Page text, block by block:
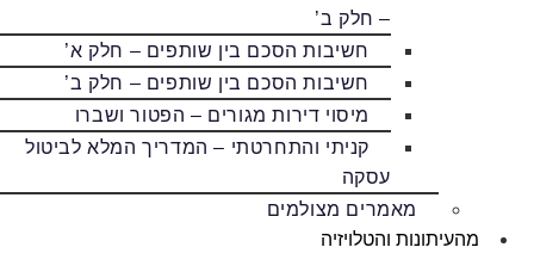
– חלק ב’
חשיבות הסכם בין שותפים – חלק א’
חשיבות הסכם בין שותפים – חלק ב’
מיסוי דירות מגורים – הפטור ושברו
קניתי והתחרטתי – המדריך המלא לביטול
עסקה
מאמרים מצולמים
מהעיתונות והטלויזיה